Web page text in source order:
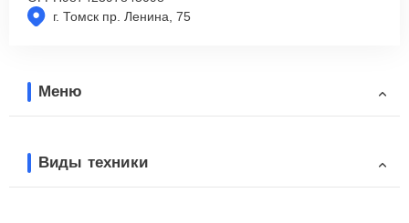
г. Томск пр. Ленина, 75
Меню
Виды техники